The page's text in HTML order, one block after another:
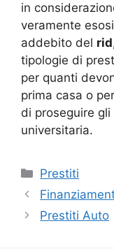
in
veramente
addebito del rid
tipologie di
per quanti
prima casa o
di proseguire
universitaria.
Categorie
Prestiti
Prestiti Auto